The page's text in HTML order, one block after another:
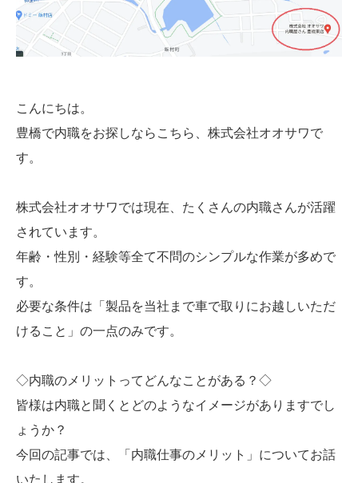
こんにちは。
豊橋で内職をお探しならこちら、株式会社オオサワで
す。
株式会社オオサワでは現在、たくさんの内職さんが活躍
されています。
年齢・性別・経験等全て不問のシンプルな作業が多めで
す。
必要な条件は「製品を当社まで車で取りにお越しいただ
けること」の一点のみです。
◇内職のメリットってどんなことがある？◇
皆様は内職と聞くとどのようなイメージがありますでし
ょうか？
今回の記事では、「内職仕事のメリット」についてお話
いたします。